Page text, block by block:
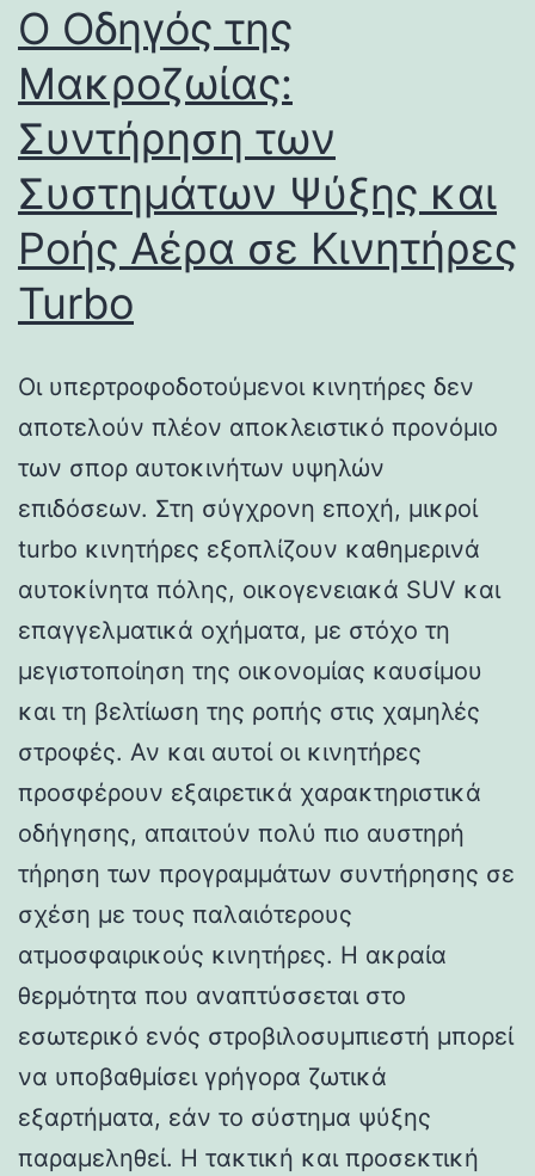
Ο Οδηγός της
Μακροζωίας:
Συντήρηση των
Συστημάτων Ψύξης και
Ροής Αέρα σε Κινητήρες
Turbo
Οι υπερτροφοδοτούμενοι κινητήρες δεν
αποτελούν πλέον αποκλειστικό προνόμιο
των σπορ αυτοκινήτων υψηλών
επιδόσεων. Στη σύγχρονη εποχή, μικροί
turbo κινητήρες εξοπλίζουν καθημερινά
αυτοκίνητα πόλης, οικογενειακά SUV και
επαγγελματικά οχήματα, με στόχο τη
μεγιστοποίηση της οικονομίας καυσίμου
και τη βελτίωση της ροπής στις χαμηλές
στροφές. Αν και αυτοί οι κινητήρες
προσφέρουν εξαιρετικά χαρακτηριστικά
οδήγησης, απαιτούν πολύ πιο αυστηρή
τήρηση των προγραμμάτων συντήρησης σε
σχέση με τους παλαιότερους
ατμοσφαιρικούς κινητήρες. Η ακραία
θερμότητα που αναπτύσσεται στο
εσωτερικό ενός στροβιλοσυμπιεστή μπορεί
να υποβαθμίσει γρήγορα ζωτικά
εξαρτήματα, εάν το σύστημα ψύξης
παραμεληθεί. Η τακτική και προσεκτική